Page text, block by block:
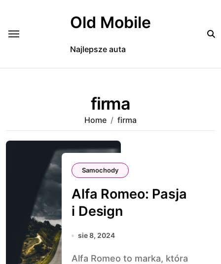
Old Mobile
Najlepsze auta
firma
Home firma
Samochody
Alfa Romeo: Pasja
i Design
sie 8, 2024
Alfa Romeo to marka, która